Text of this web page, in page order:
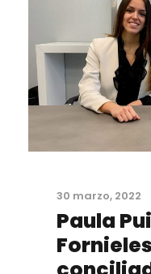
30 marzo, 2022
Paula